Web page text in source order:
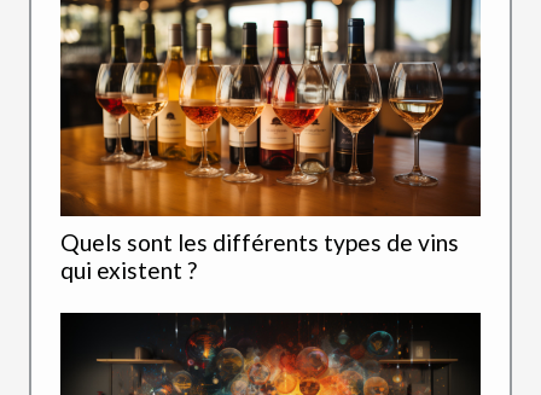
Quels sont les différents types de vins
qui existent ?